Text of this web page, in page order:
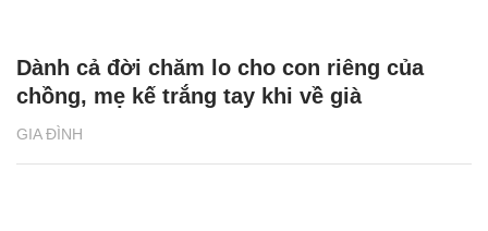
GIA ĐÌNH
Dành cả đời chăm lo cho con riêng của
chồng, mẹ kế trắng tay khi về già